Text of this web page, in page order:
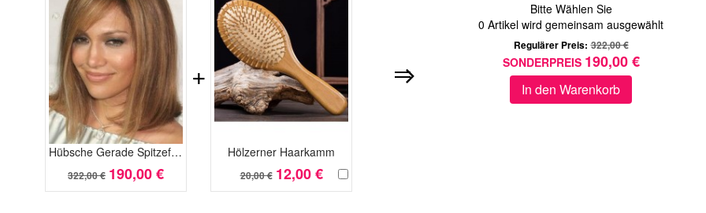
Hübsche Gerade Spitzefront Seidenartige Echthaar Perücke
322,00 € 190,00 €
Hölzerner Haarkamm
20,00 € 12,00 €
+
Bitte Wählen Sie
0 Artikel wird gemeinsam ausgewählt
Regulärer Preis: 322,00 €
SONDERPREIS 190,00 €
In den Warenkorb